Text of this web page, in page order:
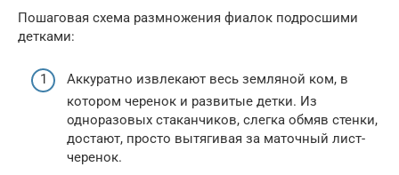
Пошаговая схема размножения фиалок подросшими
детками:
Аккуратно извлекают весь земляной ком, в
котором черенок и развитые детки. Из
одноразовых стаканчиков, слегка обмяв стенки,
достают, просто вытягивая за маточный лист-
черенок.